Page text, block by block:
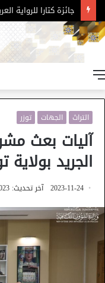
جائزة كتارا للرواية
التراث الجهات توزر
آليات بعث
الجريد بولاية
2023-11-24 آخر تحديث: 2023-11-28